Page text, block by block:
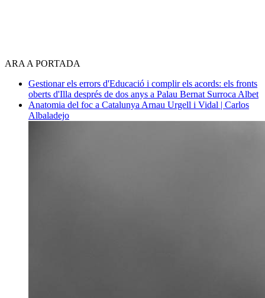
ARA A PORTADA
Gestionar els errors d'Educació i complir els acords: els fronts
oberts d'Illa després de dos anys a Palau Bernat Surroca Albet
Anatomia del foc a Catalunya Arnau Urgell i Vidal | Carlos
Albaladejo